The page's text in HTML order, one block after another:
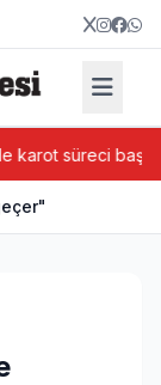
süreci başladı